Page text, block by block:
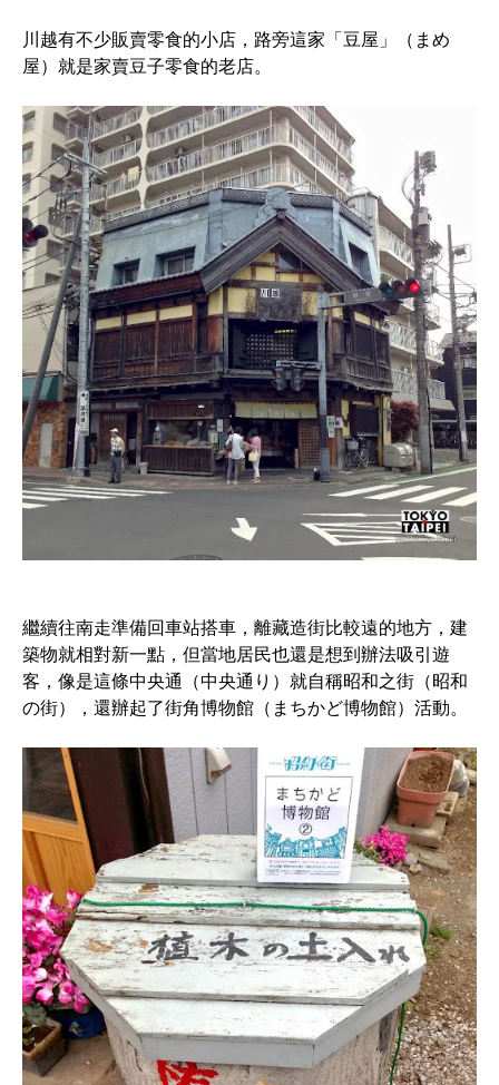
川越有不少販賣零食的小店，路旁這家「豆屋」（まめ
屋）就是家賣豆子零食的老店。
繼續往南走準備回車站搭車，離藏造街比較遠的地方，建
築物就相對新一點，但當地居民也還是想到辦法吸引遊
客，像是這條中央通（中央通り）就自稱昭和之街（昭和
の街），還辦起了街角博物館（まちかど博物館）活動。